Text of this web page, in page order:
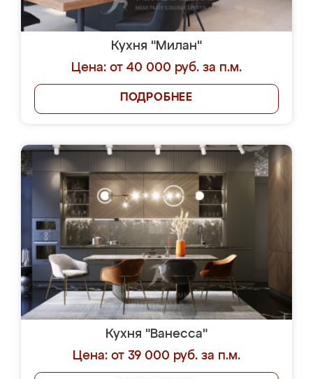
Кухня "Милан"
Цена: от 40 000 руб. за п.м.
ПОДРОБНЕЕ
Кухня "Ванесса"
Цена: от 39 000 руб. за п.м.